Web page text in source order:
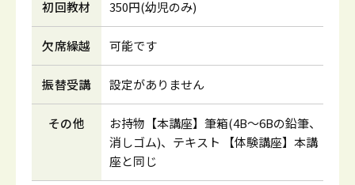
初回教材 350円(幼児のみ)
欠席繰越 可能です
振替受講 設定がありません
その他
お持物【本講座】筆箱(4B～6Bの鉛筆、
消しゴム)、テキスト 【体験講座】本講
座と同じ